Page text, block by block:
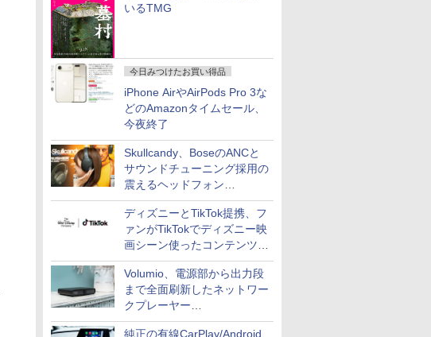
いるTMG
今日みつけたお買い得品
iPhone AirやAirPods Pro 3な
どのAmazonタイムセール、
今夜終了
Skullcandy、BoseのANCと
サウンドチューニング採用の
震えるヘッドフォン
「Crusher 1080 ANC」
ディズニーとTikTok提携、フ
ァンがTikTokでディズニー映
画シーン使ったコンテンツ制
作、Disney+にも配信
Volumio、電源部から出力段
まで全面刷新したネットワー
クプレーヤー
「Primo（2026）」
純正の有線CarPlay/Android